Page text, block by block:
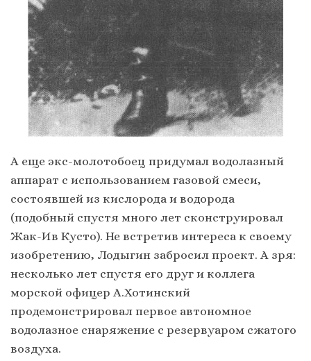
А еще экс-молотобоец придумал водолазный
аппарат с использованием газовой смеси,
состоявшей из кислорода и водорода
(подобный спустя много лет сконструировал
Жак-Ив Кусто). Не встретив интереса к своему
изобретению, Лодыгин забросил проект. А зря:
несколько лет спустя его друг и коллега
морской офицер А.Хотинский
продемонстрировал первое автономное
водолазное снаряжение с резервуаром сжатого
воздуха.